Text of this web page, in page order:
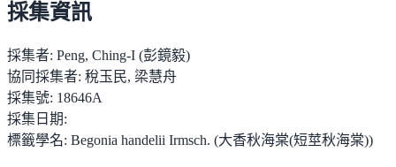
採集資訊
採集者: Peng, Ching-I (彭鏡毅)
協同採集者: 稅玉民, 梁慧舟
採集號: 18646A
採集日期:
標籤學名: Begonia handelii Irmsch. (大香秋海棠(短莖秋海棠))